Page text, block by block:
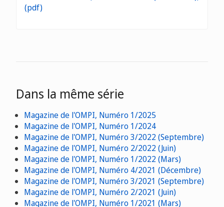
Dans la même série
Magazine de l'OMPI, Numéro 1/2025
Magazine de l'OMPI, Numéro 1/2024
Magazine de l'OMPI, Numéro 3/2022 (Septembre)
Magazine de l'OMPI, Numéro 2/2022 (Juin)
Magazine de l'OMPI, Numéro 1/2022 (Mars)
Magazine de l'OMPI, Numéro 4/2021 (Décembre)
Magazine de l'OMPI, Numéro 3/2021 (Septembre)
Magazine de l'OMPI, Numéro 2/2021 (Juin)
Magazine de l'OMPI, Numéro 1/2021 (Mars)